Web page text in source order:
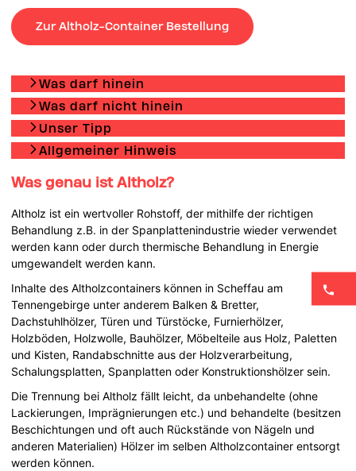
Zur Altholz-Container Bestellung
Was darf hinein
Was darf nicht hinein
Unser Tipp
Allgemeiner Hinweis
Was genau ist Altholz?
Altholz ist ein wertvoller Rohstoff, der mithilfe der richtigen
Behandlung z.B. in der Spanplattenindustrie wieder verwendet
werden kann oder durch thermische Behandlung in Energie
umgewandelt werden kann.
Inhalte des Altholzcontainers können in Scheffau am
Tennengebirge unter anderem Balken & Bretter,
Dachstuhlhölzer, Türen und Türstöcke, Furnierhölzer,
Holzböden, Holzwolle, Bauhölzer, Möbelteile aus Holz, Paletten
und Kisten, Randabschnitte aus der Holzverarbeitung,
Schalungsplatten, Spanplatten oder Konstruktionshölzer sein.
Die Trennung bei Altholz fällt leicht, da unbehandelte (ohne
Lackierungen, Imprägnierungen etc.) und behandelte (besitzen
Beschichtungen und oft auch Rückstände von Nägeln und
anderen Materialien) Hölzer im selben Altholzcontainer entsorgt
werden können.